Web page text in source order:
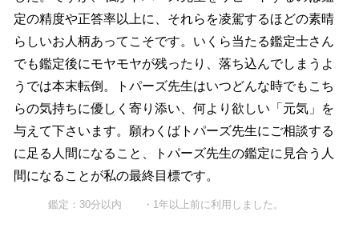
定の精度や正答率以上に、それらを凌駕するほどの素晴
らしいお人柄あってこそです。いくら当たる鑑定士さん
でも鑑定後にモヤモヤが残ったり、落ち込んでしまうよ
うでは本末転倒。トパーズ先生はいつどんな時でもこち
らの気持ちに優しく寄り添い、何より欲しい「元気」を
与えて下さいます。願わくばトパーズ先生にご相談する
に足る人間になること、トパーズ先生の鑑定に見合う人
間になることが私の最終目標です。
鑑定：30分以内 ・1年以上前に利用しました。